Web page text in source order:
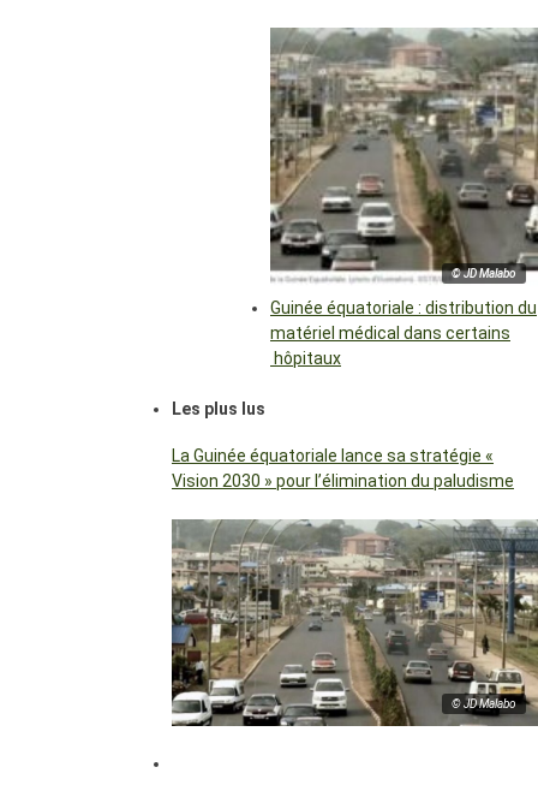
© JD Malabo
Guinée équatoriale : distribution du
matériel médical dans certains
hôpitaux
Les plus lus
La Guinée équatoriale lance sa stratégie «
Vision 2030 » pour l’élimination du paludisme
© JD Malabo